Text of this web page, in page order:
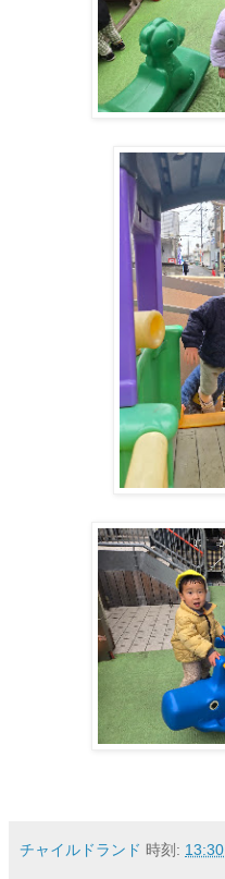
チャイルドランド 時刻: 13:30